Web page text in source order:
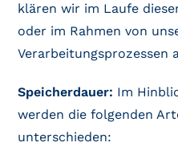
klären wir im Laufe
oder im Rahmen von
Verarbeitungsprozessen
Speicherdauer: Im
werden die folgenden
unterschieden: